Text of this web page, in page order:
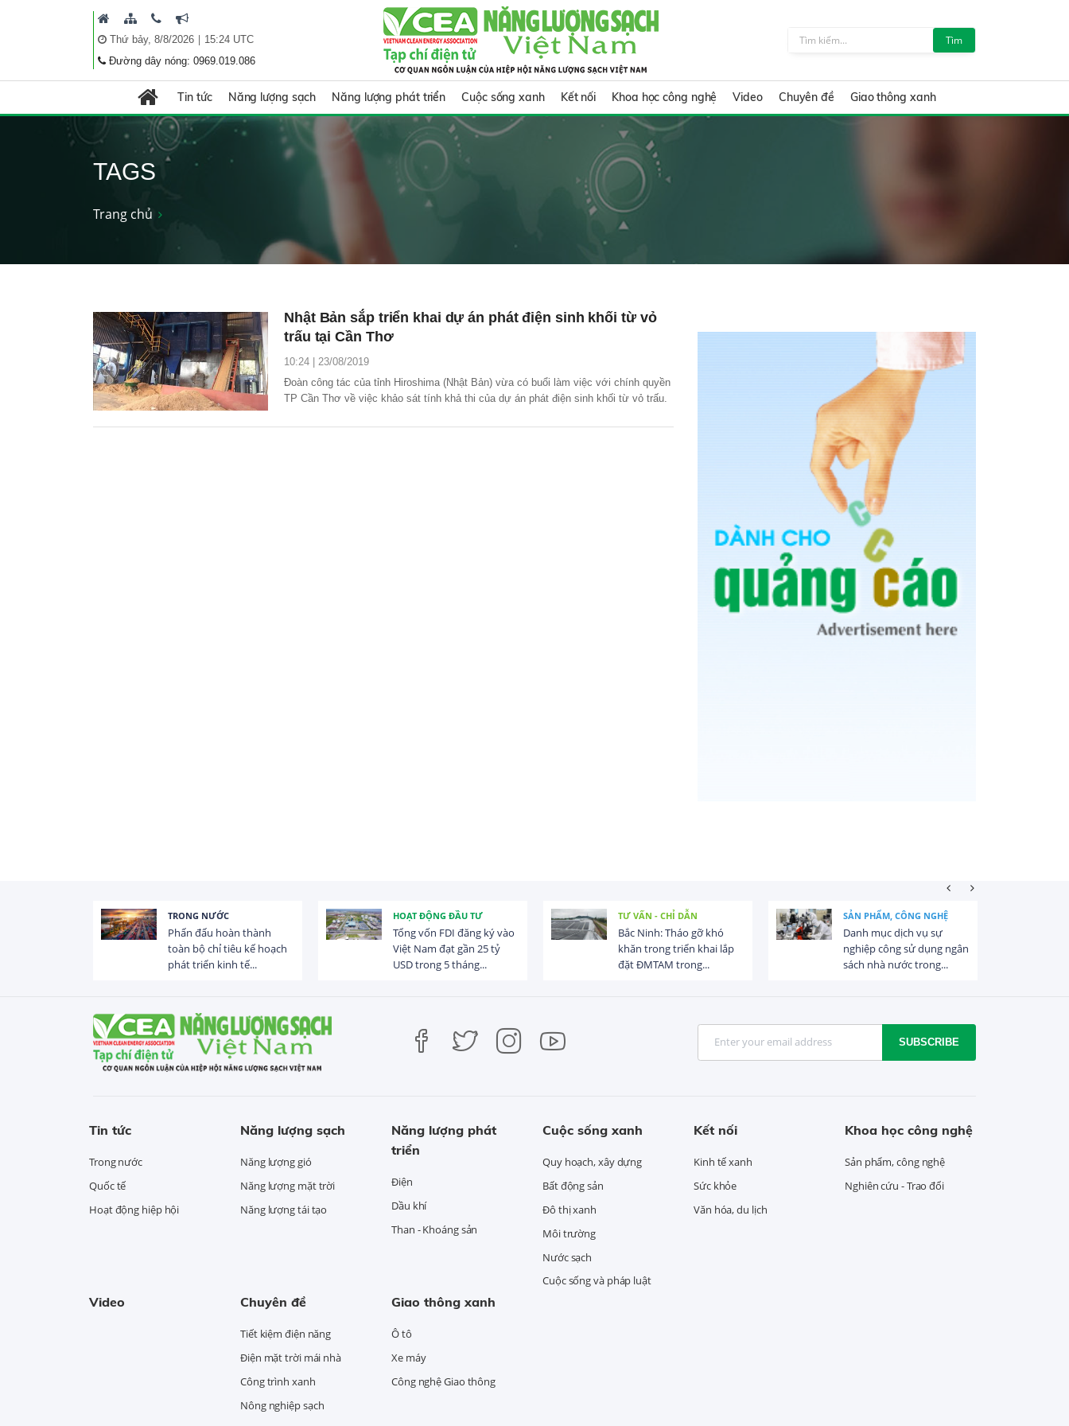
Thứ bảy, 8/8/2026| 15:24 UTC
Đường dây nóng: 0969.019.086
Tìm
Tin tức Năng lượng sạch Năng lượng phát triển Cuộc sống xanh Kết nối Khoa học công nghệ Video Chuyên đề Giao thông xanh
TAGS
Trang chủ
Nhật Bản sắp triển khai dự án phát điện sinh khối từ vỏ
trấu tại Cần Thơ
10:24 | 23/08/2019
Đoàn công tác của tỉnh Hiroshima (Nhật Bản) vừa có buổi làm việc với chính quyền
TP Cần Thơ về việc khảo sát tính khả thi của dự án phát điện sinh khối từ vỏ trấu.
TRONG NƯỚC
Phấn đấu hoàn thành
toàn bộ chỉ tiêu kế hoạch
phát triển kinh tế...
HOẠT ĐỘNG ĐẦU TƯ
Tổng vốn FDI đăng ký vào
Việt Nam đạt gần 25 tỷ
USD trong 5 tháng...
TƯ VẤN - CHỈ DẪN
Bắc Ninh: Tháo gỡ khó
khăn trong triển khai lắp
đặt ĐMTAM trong...
SẢN PHẨM, CÔNG NGHỆ
Danh mục dịch vụ sự
nghiệp công sử dụng ngân
sách nhà nước trong...
SUBSCRIBE
Tin tức
Trong nước
Quốc tế
Hoạt động hiệp hội
Năng lượng sạch
Năng lượng gió
Năng lượng mặt trời
Năng lượng tái tạo
Năng lượng phát
triển
Điện
Dầu khí
Than - Khoáng sản
Cuộc sống xanh
Quy hoạch, xây dựng
Bất động sản
Đô thị xanh
Môi trường
Nước sạch
Cuộc sống và pháp luật
Kết nối
Kinh tế xanh
Sức khỏe
Văn hóa, du lịch
Khoa học công nghệ
Sản phẩm, công nghệ
Nghiên cứu - Trao đổi
Video Chuyên đề
Tiết kiệm điện năng
Điện mặt trời mái nhà
Công trình xanh
Nông nghiệp sạch
Giao thông xanh
Ô tô
Xe máy
Công nghệ Giao thông